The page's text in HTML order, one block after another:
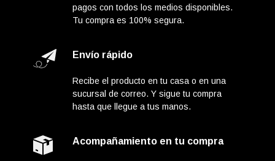
pagos con todos los medios disponibles.
Tu compra es 100% segura.
Envío rápido
Recibe el producto en tu casa o en una
sucursal de correo. Y sigue tu compra
hasta que llegue a tus manos.
Acompañamiento en tu compra